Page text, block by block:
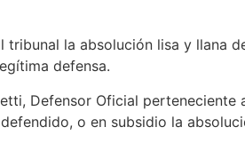
tribunal la absolución lisa y llana
defensa.
Defensor Oficial perteneciente
o en subsidio la